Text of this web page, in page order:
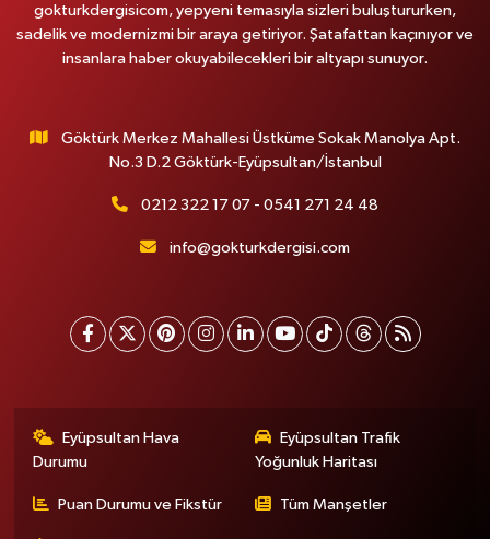
gokturkdergisicom, yepyeni temasıyla sizleri buluştururken,
sadelik ve modernizmi bir araya getiriyor. Şatafattan kaçınıyor ve
insanlara haber okuyabilecekleri bir altyapı sunuyor.
Göktürk Merkez Mahallesi Üstküme Sokak Manolya Apt.
No.3 D.2 Göktürk-Eyüpsultan/İstanbul
0212 322 17 07 - 0541 271 24 48
info@gokturkdergisi.com
Eyüpsultan Hava
Durumu
Eyüpsultan Trafik
Yoğunluk Haritası
Puan Durumu ve Fikstür Tüm Manşetler